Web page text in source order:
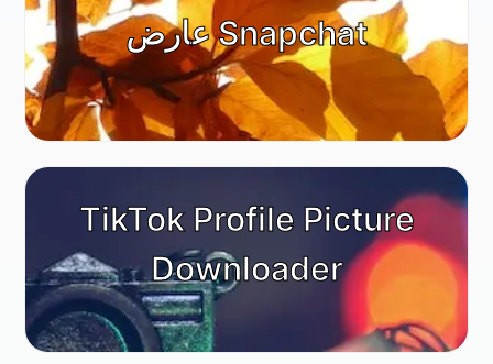
عارض Snapchat
TikTok Profile Picture
Downloader